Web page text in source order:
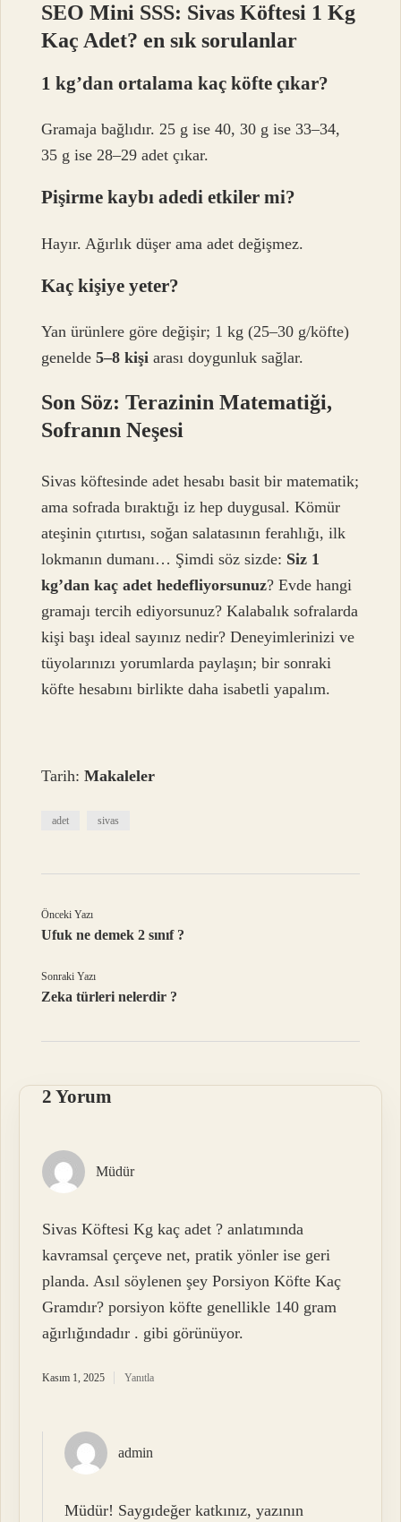
SEO Mini SSS: Sivas Köftesi 1 Kg
Kaç Adet? en sık sorulanlar
1 kg’dan ortalama kaç köfte çıkar?
Gramaja bağlıdır. 25 g ise 40, 30 g ise 33–34,
35 g ise 28–29 adet çıkar.
Pişirme kaybı adedi etkiler mi?
Hayır. Ağırlık düşer ama adet değişmez.
Kaç kişiye yeter?
Yan ürünlere göre değişir; 1 kg (25–30 g/köfte)
genelde5–8 kişi arası doygunluk sağlar.
Son Söz: Terazinin Matematiği,
Sofranın Neşesi
Sivas köftesinde adet hesabı basit bir matematik;
ama sofrada bıraktığı iz hep duygusal. Kömür
ateşinin çıtırtısı, soğan salatasının ferahlığı, ilk
lokmanın dumanı… Şimdi söz sizde: Siz 1
kg’dan kaç adet hedefliyorsunuz? Evde hangi
gramajı tercih ediyorsunuz? Kalabalık sofralarda
kişi başı ideal sayınız nedir? Deneyimlerinizi ve
tüyolarınızı yorumlarda paylaşın; bir sonraki
köfte hesabını birlikte daha isabetli yapalım.
Tarih:Makaleler
adet sivas
Önceki Yazı
Ufuk ne demek 2 sınıf ?
Sonraki Yazı
Zeka türleri nelerdir ?
2 Yorum
Müdür
Sivas Köftesi Kg kaç adet ? anlatımında
kavramsal çerçeve net, pratik yönler ise geri
planda. Asıl söylenen şey Porsiyon Köfte Kaç
Gramdır? porsiyon köfte genellikle 140 gram
ağırlığındadır . gibi görünüyor.
Kasım 1, 2025 Yanıtla
admin
Müdür! Saygıdeğer katkınız, yazının